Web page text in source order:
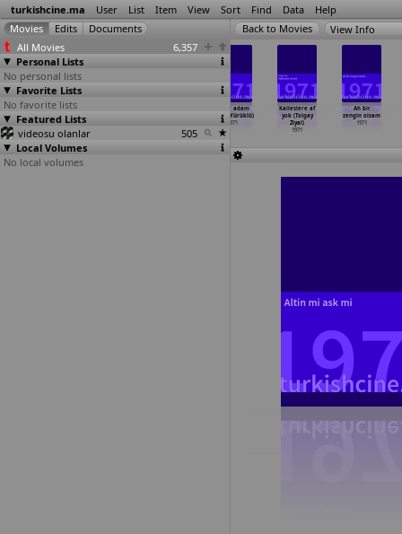
turkishcine.ma User List Item View Sort Find Data Help
All Movies
6,357
Personal Lists
No personal lists
Favorite Lists
No favorite lists
Featured Lists
videosu olanlar
505
Local Volumes
No local volumes
View Info
Seks ve silah
(Suat Yusuf)
1971
Süper adam
(Cavit Yürüklü)
1971
Kalleslere af
yok (Tolgay
Ziyal)
1971
Ah bir
zengin olsam
1971